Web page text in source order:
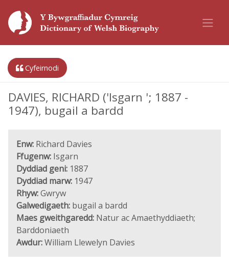
Cyfeirnodi
DAVIES, RICHARD ('Isgarn '; 1887 -
1947), bugail a bardd
Enw: Richard Davies
Ffugenw: Isgarn
Dyddiad geni: 1887
Dyddiad marw: 1947
Rhyw:Gwryw
Galwedigaeth: bugail a bardd
Maes gweithgaredd: Natur ac Amaethyddiaeth;
Barddoniaeth
Awdur:William Llewelyn Davies